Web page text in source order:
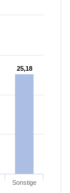
25,18
25,18
Sonstige